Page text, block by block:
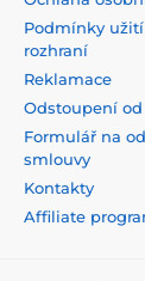
Podmínky
rozhraní
Reklamace
Odstoupení
Formulář na
smlouvy
Kontakty
Affiliate